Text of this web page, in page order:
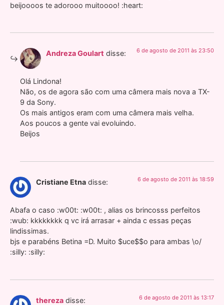
beijoooos te adorooo muitoooo! :heart:
Andreza Goulart disse: 6 de agosto de 2011 às 23:50
Olá Lindona!
Não, os de agora são com uma câmera mais nova a TX-
9 da Sony.
Os mais antigos eram com uma câmera mais velha.
Aos poucos a gente vai evoluindo.
Beijos
Cristiane Etna disse: 6 de agosto de 2011 às 18:59
Abafa o caso :w00t: :w00t: , alias os brincosss perfeitos
:wub: kkkkkkkk q vc irá arrasar + ainda c essas peças
lindissimas.
bjs e parabéns Betina =D. Muito $uce$$o para ambas \o/
:silly: :silly:
thereza disse: 6 de agosto de 2011 às 13:17